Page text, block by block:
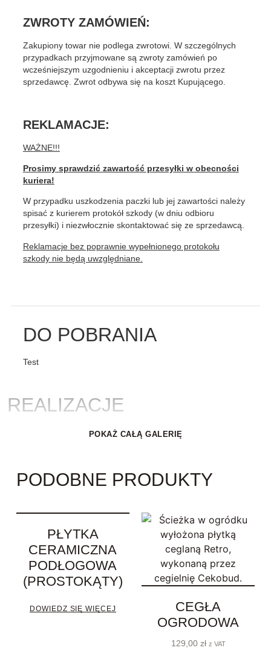
ZWROTY ZAMÓWIEŃ:
Zakupiony towar nie podlega zwrotowi. W szczególnych
przypadkach przyjmowane są zwroty zamówień po
wcześniejszym uzgodnieniu i akceptacji zwrotu przez
sprzedawcę. Zwrot odbywa się na koszt Kupującego.
REKLAMACJE:
WAŻNE!!!
Prosimy sprawdzić zawartość przesyłki w obecności
kuriera!
W przypadku uszkodzenia paczki lub jej zawartości należy
spisać z kurierem protokół szkody (w dniu odbioru
przesyłki) i niezwłocznie skontaktować się ze sprzedawcą.
Reklamacje bez poprawnie wypełnionego protokołu
szkody nie będą uwzględniane.
DO POBRANIA
Test
REALIZACJE
POKAŻ CAŁĄ GALERIĘ
PODOBNE PRODUKTY
PŁYTKA
CERAMICZNA
PODŁOGOWA
(PROSTOKĄTY)
DOWIEDZ SIĘ WIĘCEJ
CEGŁA
OGRODOWA
129,00 zł z VAT